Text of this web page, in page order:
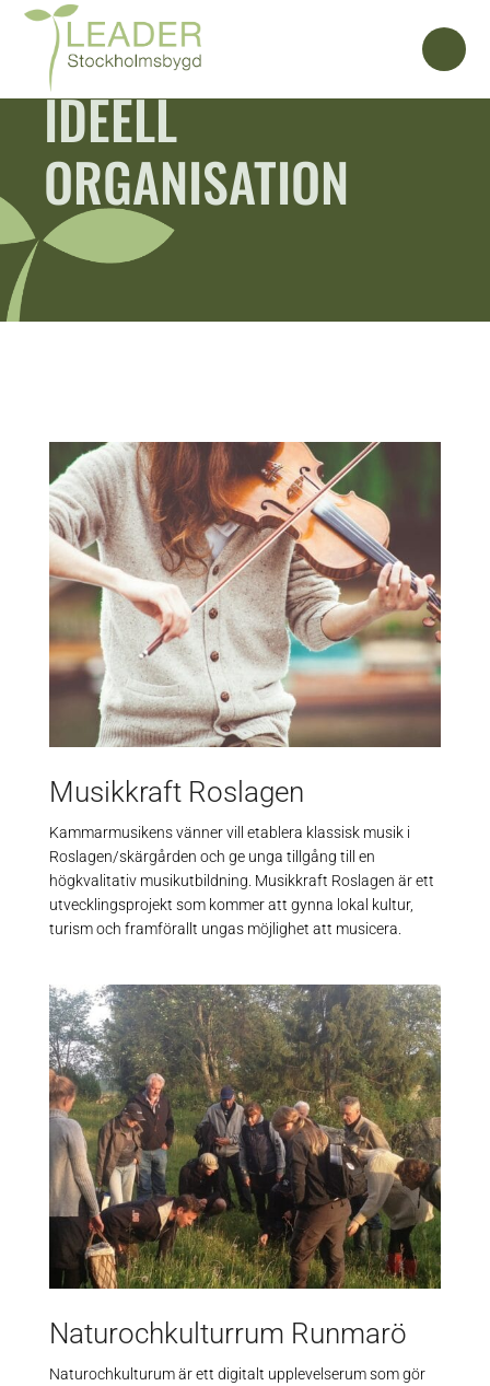
IDEELL
ORGANISATION
Musikkraft Roslagen
Kammarmusikens vänner vill etablera klassisk musik i
Roslagen/skärgården och ge unga tillgång till en
högkvalitativ musikutbildning. Musikkraft Roslagen är ett
utvecklingsprojekt som kommer att gynna lokal kultur,
turism och framförallt ungas möjlighet att musicera.
Naturochkulturrum Runmarö
Naturochkulturum är ett digitalt upplevelserum som gör